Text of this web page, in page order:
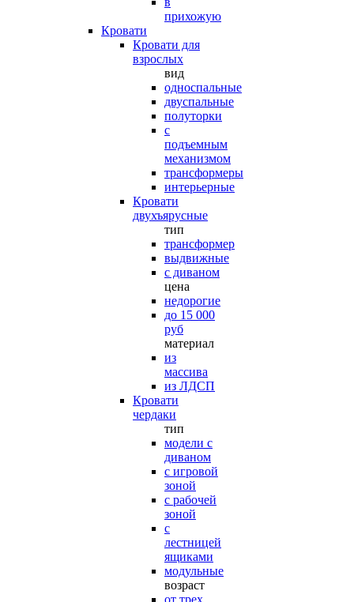
прихожую
Кровати
Кровати для
взрослых
вид
односпальные
двуспальные
полуторки
с
подъемным
механизмом
трансформеры
интерьерные
Кровати
двухъярусные
тип
трансформер
выдвижные
с диваном
цена
недорогие
до 15 000
руб
материал
из
массива
из ЛДСП
Кровати
чердаки
тип
модели с
диваном
с игровой
зоной
с рабочей
зоной
с
лестницей
ящиками
модульные
возраст
от трех